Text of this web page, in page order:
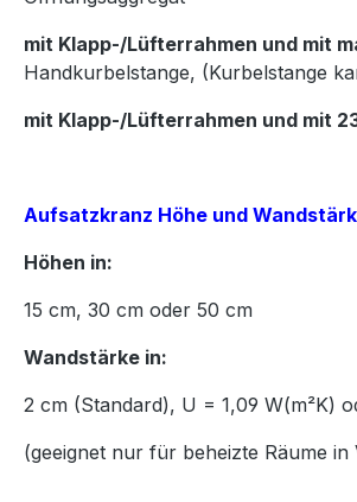
mit Klapp-/Lüfterrahmen und mit
Handkurbelstange, (Kurbelstange
mit Klapp-/Lüfterrahmen und mit
Aufsatzkranz Höhe und
Höhen in:
15 cm, 30 cm oder 50 cm
Wandstärke in:
2 cm (Standard), U = 1,09 W(m²K)
(geeignet nur für beheizte Räume